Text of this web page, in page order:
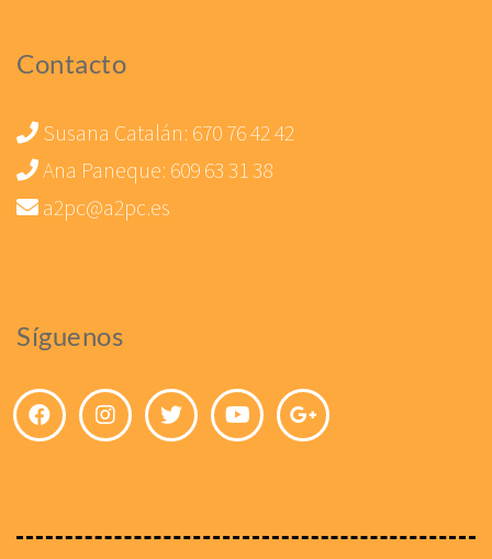
Contacto
Susana Catalán: 670 76 42 42
Ana Paneque: 609 63 31 38
a2pc@a2pc.es
Síguenos